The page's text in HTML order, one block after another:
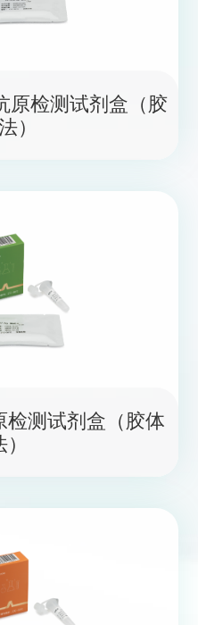
原检测试剂盒（胶
）
检测试剂盒（胶体